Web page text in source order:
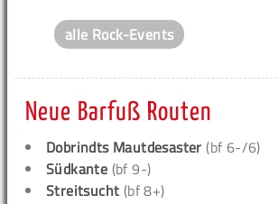
alle Rock-Events
Neue Barfuß Routen
Dobrindts Mautdesaster (bf 6-/6)
Südkante (bf 9-)
Streitsucht (bf 8+)